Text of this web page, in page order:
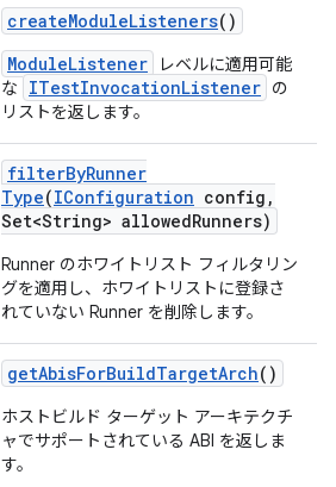
createModuleListeners()
ModuleListener
レベルに適用可能
な
ITestInvocationListener の
リストを返します。
filterByRunner
Type(IConfiguration config ,
Set<String> allowedRunners)
Runner のホワイトリスト フィルタリン
グを適用し、ホワイトリストに登録さ
れていない Runner を削除します。
getAbisForBuildTargetArch()
ホストビルド ターゲット アーキテクチ
ャでサポートされている ABI を返しま
す。